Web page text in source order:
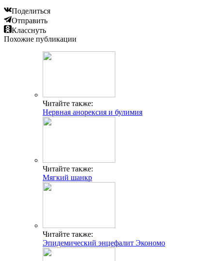
Поделиться
Отправить
Класснуть
Похожие публикации
Читайте также:
Нервная анорексия и булимия
Читайте также:
Мягкий шанкр
Читайте также:
Эпидемический энцефалит Экономо